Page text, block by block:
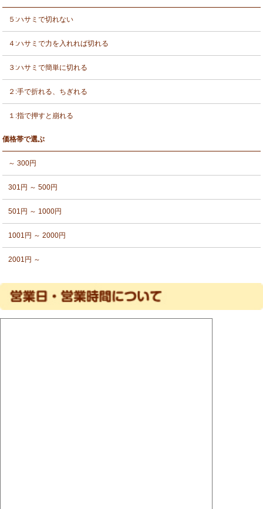
５:ハサミで切れない
４:ハサミで力を入れれば切れる
３:ハサミで簡単に切れる
２:手で折れる、ちぎれる
１:指で押すと崩れる
価格帯で選ぶ
～ 300円
301円 ～ 500円
501円 ～ 1000円
1001円 ～ 2000円
2001円 ～